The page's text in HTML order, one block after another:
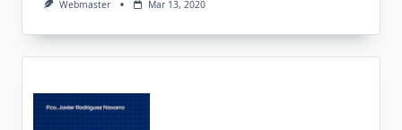
Webmaster Mar 13, 2020